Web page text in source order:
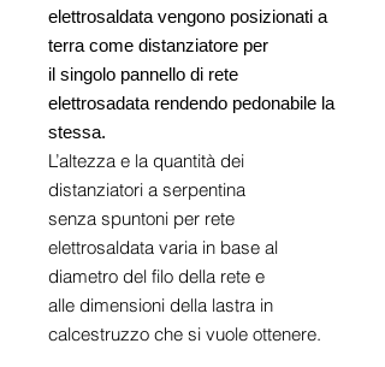
elettrosaldata vengono posizionati a
terra come distanziatore per
il singolo pannello di rete
elettrosadata rendendo pedonabile la
stessa.
L’altezza e la quantità dei
distanziatori a serpentina
senza spuntoni per rete
elettrosaldata varia in base al
diametro del filo della rete e
alle dimensioni della lastra in
calcestruzzo che si vuole ottenere.